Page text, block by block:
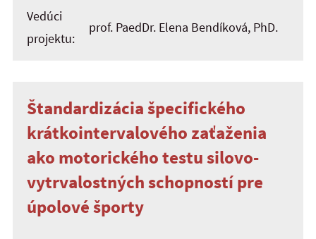
Vedúci
projektu:
prof. PaedDr. Elena Bendíková, PhD.
Štandardizácia špecifického
krátkointervalového zaťaženia
ako motorického testu silovo-
vytrvalostných schopností pre
úpolové športy